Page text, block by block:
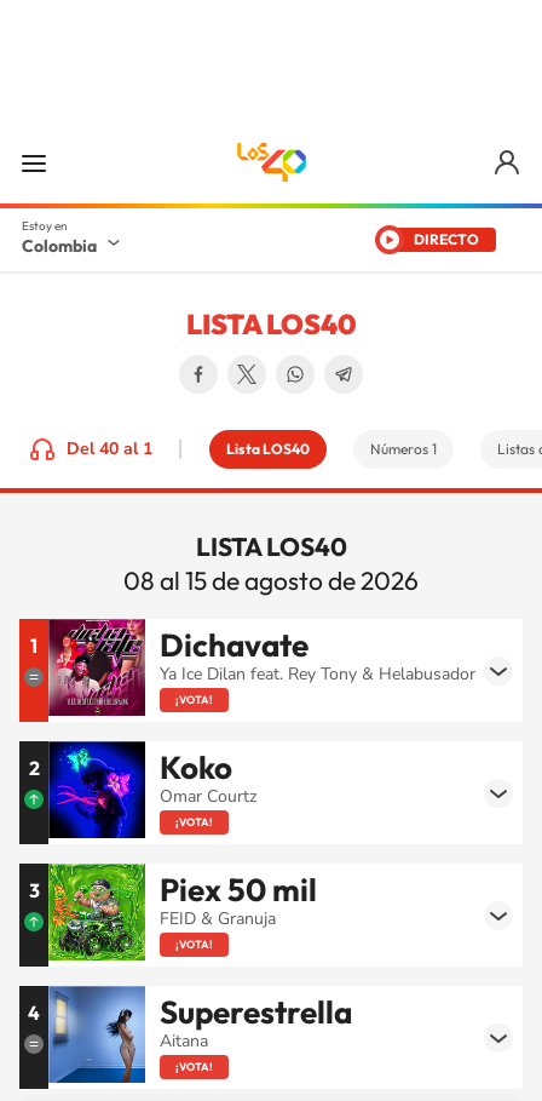
Colombia DIRECTO
LISTA LOS40
Del 40 al 1 Lista LOS40 Números 1 Listas
LISTA LOS40
08 al 15 de agosto de 2026
1 Dichavate
Ya Ice Dilan feat. Rey Tony & Helabusador
¡VOTA!
2 Koko
Omar Courtz
¡VOTA!
3 Piex 50 mil
FEID & Granuja
¡VOTA!
4 Superestrella
Aitana
¡VOTA!